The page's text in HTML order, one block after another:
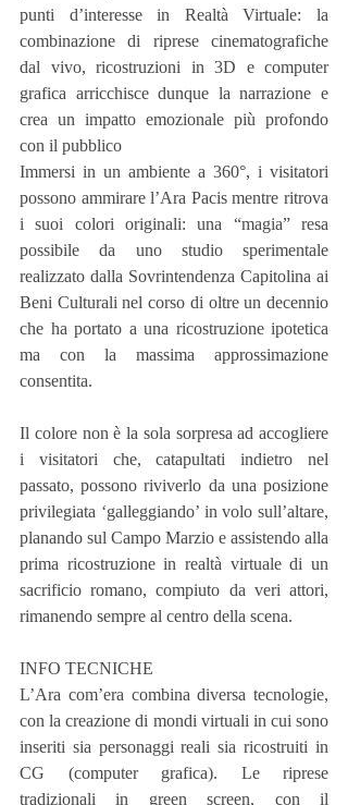
punti d’interesse in Realtà Virtuale: la
combinazione di riprese cinematografiche
dal vivo, ricostruzioni in 3D e computer
grafica arricchisce dunque la narrazione e
crea un impatto emozionale più profondo
con il pubblico
Immersi in un ambiente a 360°, i visitatori
possono ammirare l’Ara Pacis mentre ritrova
i suoi colori originali: una “magia” resa
possibile da uno studio sperimentale
realizzato dalla Sovrintendenza Capitolina ai
Beni Culturali nel corso di oltre un decennio
che ha portato a una ricostruzione ipotetica
ma con la massima approssimazione
consentita.
Il colore non è la sola sorpresa ad accogliere
i visitatori che, catapultati indietro nel
passato, possono riviverlo da una posizione
privilegiata ‘galleggiando’ in volo sull’altare,
planando sul Campo Marzio e assistendo alla
prima ricostruzione in realtà virtuale di un
sacrificio romano, compiuto da veri attori,
rimanendo sempre al centro della scena.
INFO TECNICHE
L’Ara com’era combina diversa tecnologie,
con la creazione di mondi virtuali in cui sono
inseriti sia personaggi reali sia ricostruiti in
CG (computer grafica). Le riprese
tradizionali in green screen, con il